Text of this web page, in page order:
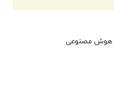
هوش مصنوعی